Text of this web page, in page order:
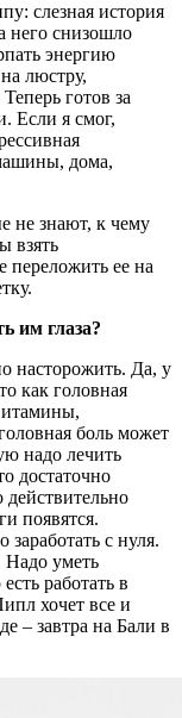
слезная история
него снизошло
энергию
люстру,
готов за
Если я смог,
дома,
не знают, к чему
взять
переложить ее на
им глаза?
насторожить. Да, у
как головная
боль может
надо лечить
достаточно
действительно
появятся.
с нуля.
Надо уметь
работать в
хочет все и
– завтра на Бали в